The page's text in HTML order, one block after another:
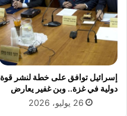
(
ص
ر
)
ج
ب
ل
ع
ز
ا
ء
إسرائيل توافق على خطة لنشر قوة
دولية في غزة.. وبن غفير يعارض
26 يوليو، 2026